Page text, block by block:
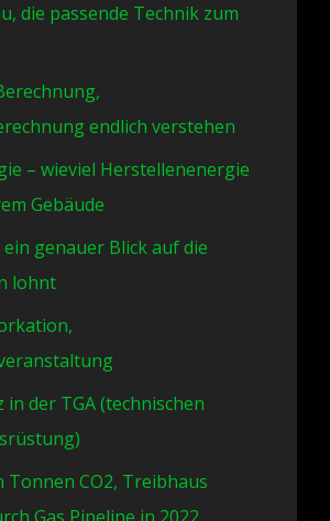
die passende Technik zum
endlich verstehen
– wieviel Herstellenenergie
Gebäude
genauer Blick auf die
lohnt
in der TGA (technischen
Tonnen CO2, Treibhaus